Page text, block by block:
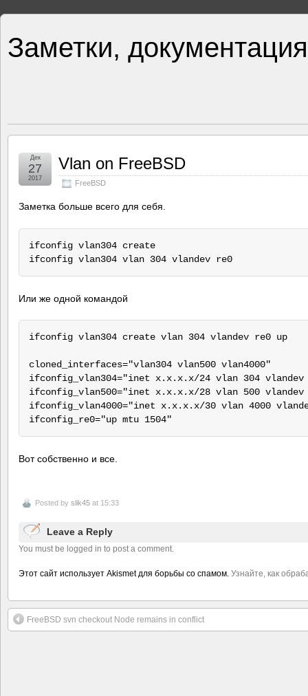
Заметки,
Vlan on FreeBSD
FreeBSD
Дек
27
2017
Заметка больше всего для себя.
ifconfig vlan304 create
ifconfig vlan304 vlan 304 vlandev re0
Или же одной командой
ifconfig vlan304 create vlan 304 vlandev re0 up
cloned_interfaces="vlan304 vlan500 vlan4000"
ifconfig_vlan304="inet x.x.x.x/24 vlan 304 vlandev
ifconfig_vlan500="inet x.x.x.x/28 vlan 500 vlandev
ifconfig_vlan4000="inet x.x.x.x/30 vlan 4000
Вот собственно и все.
Posted by slik45 at 15:33
Leave a Reply
You must be logged in to post a comment.
Этот сайт использует Akismet для борьбы со спамом. Узнайте, как
FreeBSD svn checkout Node remains in conflict